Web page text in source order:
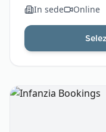
In sede
Online